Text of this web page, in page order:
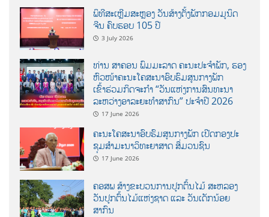
ພິທີສະເຫຼີມສະຫຼອງ ວັນສ້າງຕັ້ງພັກກອມມູນິດ
ຈີນ ຄົບຮອບ 105 ປີ
3 July 2026
ທ່ານ ສາຄອນ ພົມມະລາດ ຄະນະປະຈໍາພັກ, ຮອງ
ຫົວໜ້າຄະນະໂຄສະນາອົບຮົມສູນກາງພັກ
ເຂົ້າຮ່ວມກິດຈະກຳ “ວັນແຫ່ງການສົນທະນາ
ລະຫວ່າງອາລະຍະທຳສາກົນ” ປະຈຳປີ 2026
17 June 2026
ຄະນະໂຄສະນາອົບຮົມສູນກາງພັກ ເປີດກອງປະ
ຊຸມສຳມະນາວິທະຍາສາດ ສຶ່ມວນຊົນ
17 June 2026
ຄອສພ ສ້າງຂະບວນການປູກຕົ້ນໄມ້ ສະຫລອງ
ວັນປູກຕົ້ນໄມ້ແຫ່ງຊາດ ແລະ ວັນເດັກນ້ອຍ
ສາກົນ